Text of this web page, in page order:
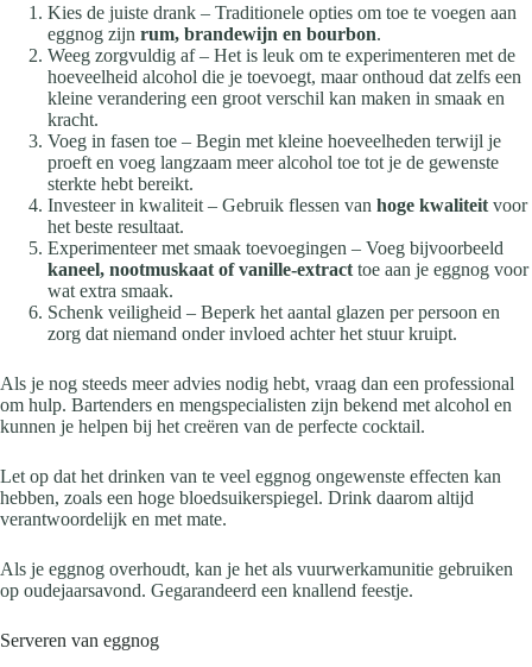
Kies de juiste drank – Traditionele opties om toe te voegen aan
eggnog zijn rum, brandewijn en bourbon.
Weeg zorgvuldig af – Het is leuk om te experimenteren met de
hoeveelheid alcohol die je toevoegt, maar onthoud dat zelfs een
kleine verandering een groot verschil kan maken in smaak en
kracht.
Voeg in fasen toe – Begin met kleine hoeveelheden terwijl je
proeft en voeg langzaam meer alcohol toe tot je de gewenste
sterkte hebt bereikt.
Investeer in kwaliteit – Gebruik flessen van hoge kwaliteit voor
het beste resultaat.
Experimenteer met smaak toevoegingen – Voeg bijvoorbeeld
kaneel, nootmuskaat of vanille-extract toe aan je eggnog voor
wat extra smaak.
Schenk veiligheid – Beperk het aantal glazen per persoon en
zorg dat niemand onder invloed achter het stuur kruipt.
Als je nog steeds meer advies nodig hebt, vraag dan een professional
om hulp. Bartenders en mengspecialisten zijn bekend met alcohol en
kunnen je helpen bij het creëren van de perfecte cocktail.
Let op dat het drinken van te veel eggnog ongewenste effecten kan
hebben, zoals een hoge bloedsuikerspiegel. Drink daarom altijd
verantwoordelijk en met mate.
Als je eggnog overhoudt, kan je het als vuurwerkamunitie gebruiken
op oudejaarsavond. Gegarandeerd een knallend feestje.
Serveren van eggnog